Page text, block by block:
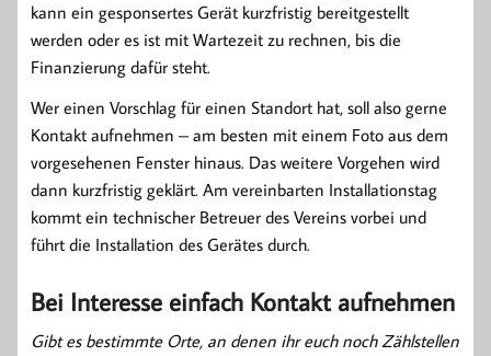
kann ein gesponsertes Gerät kurzfristig bereitgestellt
werden oder es ist mit Wartezeit zu rechnen, bis die
Finanzierung dafür steht.
Wer einen Vorschlag für einen Standort hat, soll also gerne
Kontakt aufnehmen – am besten mit einem Foto aus dem
vorgesehenen Fenster hinaus. Das weitere Vorgehen wird
dann kurzfristig geklärt. Am vereinbarten Installationstag
kommt ein technischer Betreuer des Vereins vorbei und
führt die Installation des Gerätes durch.
Bei Interesse einfach Kontakt aufnehmen
Gibt es bestimmte Orte, an denen ihr euch noch Zählstellen